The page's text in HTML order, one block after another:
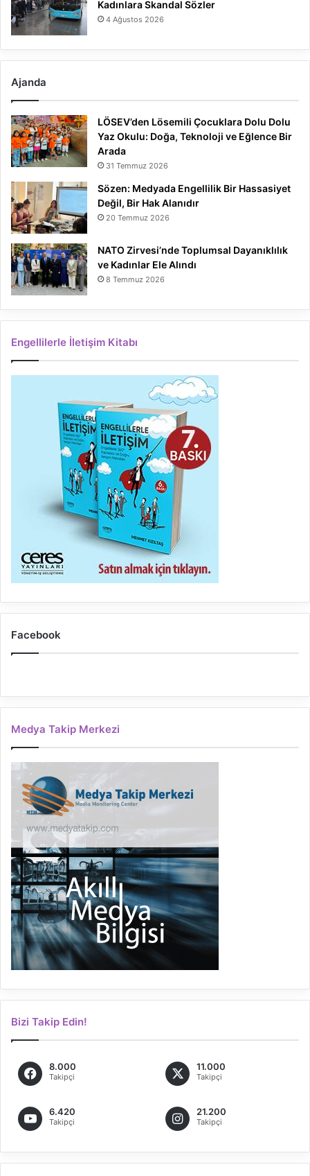
Kadınlara Skandal Sözler
4 Ağustos 2026
Ajanda
LÖSEV’den Lösemili Çocuklara Dolu Dolu
Yaz Okulu: Doğa, Teknoloji ve Eğlence Bir
Arada
31 Temmuz 2026
Sözen: Medyada Engellilik Bir Hassasiyet
Değil, Bir Hak Alanıdır
20 Temmuz 2026
NATO Zirvesi’nde Toplumsal Dayanıklılık
ve Kadınlar Ele Alındı
8 Temmuz 2026
Engellilerle İletişim Kitabı
Facebook
Medya Takip Merkezi
Bizi Takip Edin!
8.000
Takipçi
11.000
Takipçi
6.420
Takipçi
21.200
Takipçi